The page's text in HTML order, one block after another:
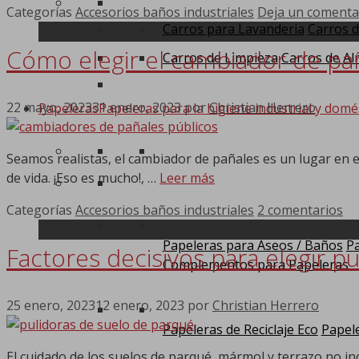
Carros para Lavanderia Carros
Carros de Limpieza Carros de
PapelerasPapeleras para la higiene industrial y
Papeleras para Aseos / Baños
Complementos para Papeleras
Papeleras de Reciclaje Eco
Categorías Accesorios baños industriales Deja un
Cómo elegir el cambiador de
22 mayo, 202331 enero, 2023porChristian Herrero
Seamos realistas, el cambiador de pañales es un lugar
de vida. ¡Eso es mucho!, … Leer más
Categorías Accesorios baños industriales 2 comentarios
Factores decisivos para elegir
25 enero, 202312 enero, 2023 porChristian Herrero